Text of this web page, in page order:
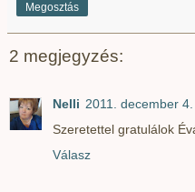
Megosztás
2 megjegyzés:
Nelli 2011. december
Szeretettel gratulálok
Válasz